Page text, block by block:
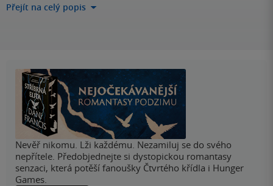
Přejít na celý popis
Nevěř nikomu. Lži každému. Nezamiluj se do svého
nepřítele. Předobjednejte si dystopickou romantasy
senzaci, která potěší fanoušky Čtvrtého křídla i Hunger
Games.